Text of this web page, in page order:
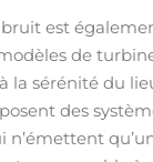
est
de
la sérénité du
des
n’émettent